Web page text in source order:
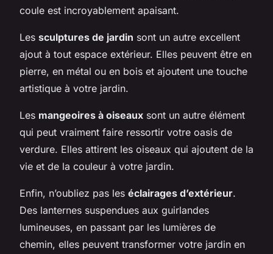
coule est incroyablement apaisant.
Les sculptures de jardin sont un autre excellent
ajout à tout espace extérieur. Elles peuvent être en
pierre, en métal ou en bois et ajoutent une touche
artistique à votre jardin.
Les mangeoires à oiseaux sont un autre élément
qui peut vraiment faire ressortir votre oasis de
verdure. Elles attirent les oiseaux qui ajoutent de la
vie et de la couleur à votre jardin.
Enfin, n’oubliez pas les éclairages d’extérieur.
Des lanternes suspendues aux guirlandes
lumineuses, en passant par les lumières de
chemin, elles peuvent transformer votre jardin en